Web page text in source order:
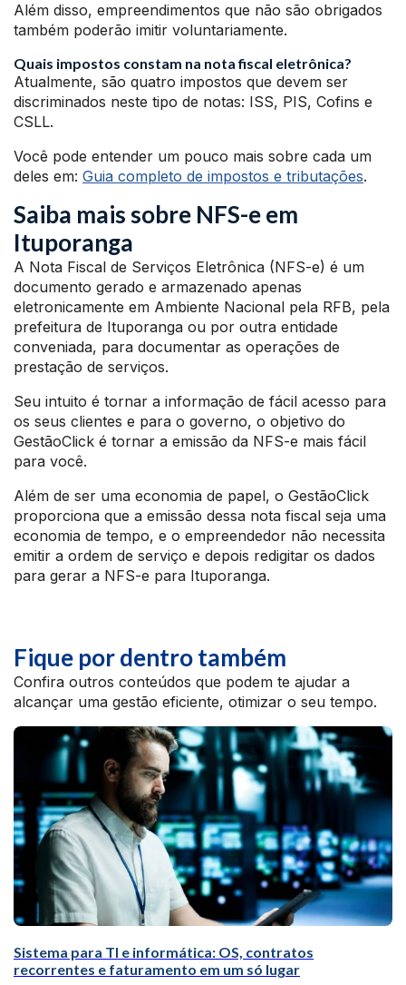
Além disso, empreendimentos que não são obrigados
também poderão imitir voluntariamente.
Quais impostos constam na nota fiscal eletrônica?
Atualmente, são quatro impostos que devem ser
discriminados neste tipo de notas: ISS, PIS, Cofins e
CSLL.
Você pode entender um pouco mais sobre cada um
deles em: Guia completo de impostos e tributações.
Saiba mais sobre NFS-e em
Ituporanga
A Nota Fiscal de Serviços Eletrônica (NFS-e) é um
documento gerado e armazenado apenas
eletronicamente em Ambiente Nacional pela RFB, pela
prefeitura de Ituporanga ou por outra entidade
conveniada, para documentar as operações de
prestação de serviços.
Seu intuito é tornar a informação de fácil acesso para
os seus clientes e para o governo, o objetivo do
GestãoClick é tornar a emissão da NFS-e mais fácil
para você.
Além de ser uma economia de papel, o GestãoClick
proporciona que a emissão dessa nota fiscal seja uma
economia de tempo, e o empreendedor não necessita
emitir a ordem de serviço e depois redigitar os dados
para gerar a NFS-e para Ituporanga.
Fique por dentro também
Confira outros conteúdos que podem te ajudar a
alcançar uma gestão eficiente, otimizar o seu tempo.
Sistema para TI e informática: OS, contratos
recorrentes e faturamento em um só lugar